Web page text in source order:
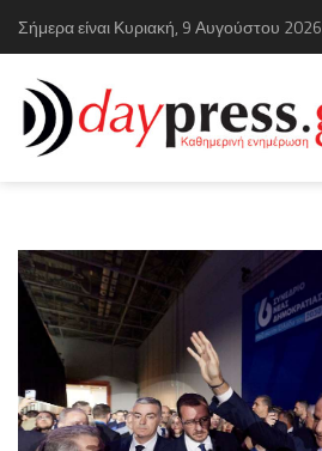
Σήμερα είναι Κυριακή, 9 Αυγούστου 2026